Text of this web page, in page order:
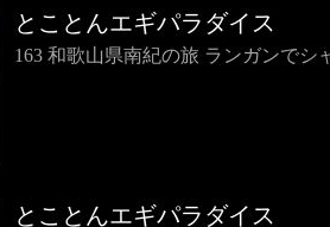
とことんエギパラダイス
163 和歌山県南紀の旅 ランガンでシ
とことんエギパラダイス